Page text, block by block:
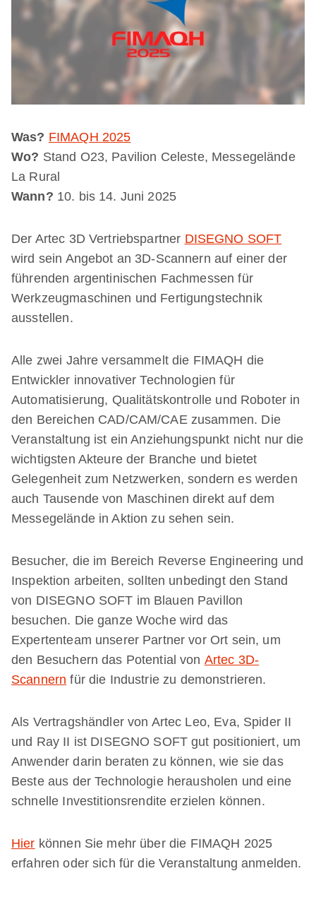
Was? FIMAQH 2025
Wo? Stand O23, Pavilion Celeste, Messegelände
La Rural
Wann? 10. bis 14. Juni 2025
Der Artec 3D Vertriebspartner DISEGNO SOFT
wird sein Angebot an 3D-Scannern auf einer der
führenden argentinischen Fachmessen für
Werkzeugmaschinen und Fertigungstechnik
ausstellen.
Alle zwei Jahre versammelt die FIMAQH die
Entwickler innovativer Technologien für
Automatisierung, Qualitätskontrolle und Roboter in
den Bereichen CAD/CAM/CAE zusammen. Die
Veranstaltung ist ein Anziehungspunkt nicht nur die
wichtigsten Akteure der Branche und bietet
Gelegenheit zum Netzwerken, sondern es werden
auch Tausende von Maschinen direkt auf dem
Messegelände in Aktion zu sehen sein.
Besucher, die im Bereich Reverse Engineering und
Inspektion arbeiten, sollten unbedingt den Stand
von DISEGNO SOFT im Blauen Pavillon
besuchen. Die ganze Woche wird das
Expertenteam unserer Partner vor Ort sein, um
den Besuchern das Potential von Artec 3D-
Scannern für die Industrie zu demonstrieren.
Als Vertragshändler von Artec Leo, Eva, Spider II
und Ray II ist DISEGNO SOFT gut positioniert, um
Anwender darin beraten zu können, wie sie das
Beste aus der Technologie herausholen und eine
schnelle Investitionsrendite erzielen können.
Hier können Sie mehr über die FIMAQH 2025
erfahren oder sich für die Veranstaltung anmelden.